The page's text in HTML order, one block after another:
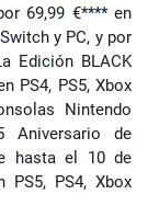
69,99 €**** en
y PC, y por
Edición BLACK
PS4, PS5, Xbox
Nintendo
Aniversario de
hasta el 10 de
PS5, PS4, Xbox